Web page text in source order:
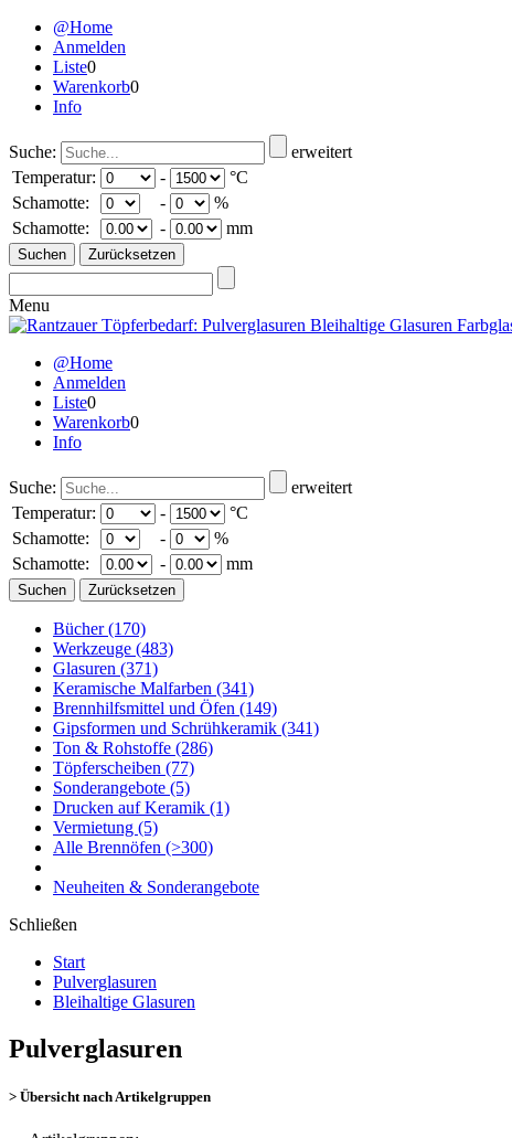
@Home
Anmelden
Liste0
Warenkorb0
Info
Suche:
erweitert
Temperatur:
-
°C
Schamotte:
-
%
Schamotte:
- mm
Menu
@Home
Anmelden
Liste0
Warenkorb0
Info
Suche:
erweitert
Temperatur:
-
°C
Schamotte:
-
%
Schamotte:
- mm
Bücher(170)
Werkzeuge (483)
Glasuren (371)
Keramische Malfarben (341)
Brennhilfsmittel und Öfen (149)
Gipsformen und Schrühkeramik (341)
Ton & Rohstoffe (286)
Töpferscheiben (77)
Sonderangebote (5)
Drucken auf Keramik (1)
Vermietung (5)
Alle Brennöfen (>300)
Neuheiten & Sonderangebote
Schließen
Start
Pulverglasuren
Bleihaltige Glasuren
Pulverglasuren
> Übersicht nach Artikelgruppen